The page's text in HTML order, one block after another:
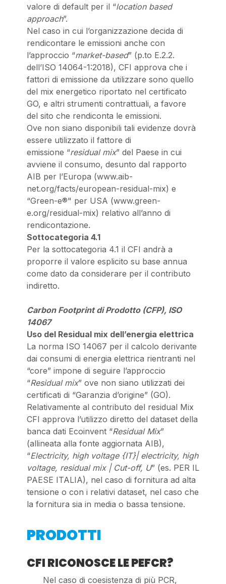
valore di default per il “location based
approach”.
Nel caso in cui l’organizzazione decida di
rendicontare le emissioni anche con
l’approccio “market-based” (p.to E.2.2.
dell’ISO 14064-1:2018), CFI approva che i
fattori di emissione da utilizzare sono quello
del mix energetico riportato nel certificato
GO, e altri strumenti contrattuali, a favore
del sito che rendiconta le emissioni.
Ove non siano disponibili tali evidenze dovrà
essere utilizzato il fattore di
emissione “residual mix” del Paese in cui
avviene il consumo, desunto dal rapporto
AIB per l’Europa (www.aib-
net.org/facts/european-residual-mix) e
“Green-e®" per USA (www.green-
e.org/residual-mix) relativo all’anno di
rendicontazione.
Sottocategoria 4.1
Per la sottocategoria 4.1 il CFI andrà a
proporre il valore esplicito su base annua
come dato da considerare per il contributo
indiretto.
Carbon Footprint di Prodotto (CFP), ISO
14067
Uso del Residual mix dell’energia elettrica
La norma ISO 14067 per il calcolo derivante
dai consumi di energia elettrica rientranti nel
“core” impone di seguire l’approccio
“Residual mix” ove non siano utilizzati dei
certificati di “Garanzia d’origine” (GO).
Relativamente al contributo del residual Mix
CFI approva l’utilizzo diretto del dataset della
banca dati Ecoinvent “Residual Mix”
(allineata alla fonte aggiornata AIB),
“Electricity, high voltage {IT}| electricity, high
voltage, residual mix | Cut-off, U” (es. PER IL
PAESE ITALIA), nel caso di fornitura ad alta
tensione o con i relativi dataset, nel caso che
la fornitura sia in media o bassa tensione.
PRODOTTI
CFI RICONOSCE LE PEFCR?
Nel caso di coesistenza di più PCR,